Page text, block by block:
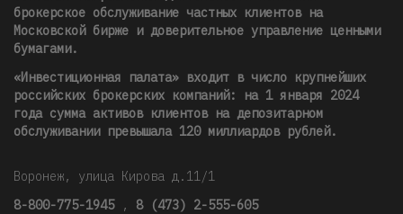
брокерское обслуживание частных клиентов на
Московской бирже и доверительное управление ценными
бумагами.
«Инвестиционная палата» входит в число крупнейших
российских брокерских компаний: на 1 января 2024
года сумма активов клиентов на депозитарном
обслуживании превышала 120 миллиардов рублей.
Воронеж, улица Кирова д.11/1
8-800-775-1945 , 8 (473) 2-555-605